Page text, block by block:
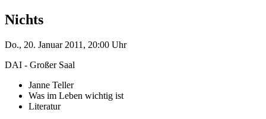
Nichts
Do., 20. Januar 2011, 20:00 Uhr
DAI - Großer Saal
Janne Teller
Was im Leben wichtig ist
Literatur